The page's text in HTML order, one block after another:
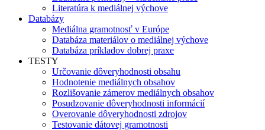
Literatúra k mediálnej výchove
Databázy
Mediálna gramotnosť v Európe
Databáza materiálov o mediálnej výchove
Databáza príkladov dobrej praxe
TESTY
Určovanie dôveryhodnosti obsahu
Hodnotenie mediálnych obsahov
Rozlišovanie zámerov mediálnych obsahov
Posudzovanie dôveryhodnosti informácií
Overovanie dôveryhodnosti zdrojov
Testovanie dátovej gramotnosti